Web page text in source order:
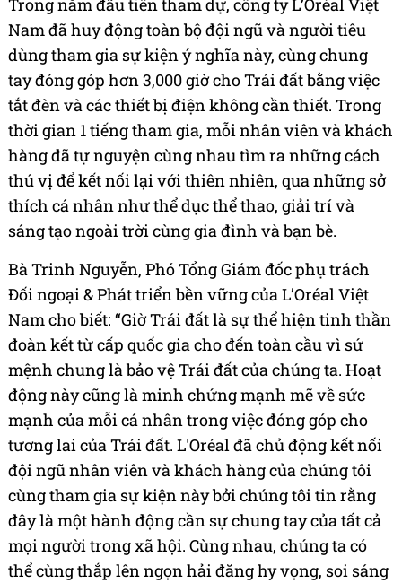
Trong năm đầu tiên tham dự, công ty L’Oréal Việt
Nam đã huy động toàn bộ đội ngũ và người tiêu
dùng tham gia sự kiện ý nghĩa này, cùng chung
tay đóng góp hơn 3,000 giờ cho Trái đất bằng việc
tắt đèn và các thiết bị điện không cần thiết. Trong
thời gian 1 tiếng tham gia, mỗi nhân viên và khách
hàng đã tự nguyện cùng nhau tìm ra những cách
thú vị để kết nối lại với thiên nhiên, qua những sở
thích cá nhân như thể dục thể thao, giải trí và
sáng tạo ngoài trời cùng gia đình và bạn bè.
Bà Trinh Nguyễn, Phó Tổng Giám đốc phụ trách
Đối ngoại & Phát triển bền vững của L’Oréal Việt
Nam cho biết: “Giờ Trái đất là sự thể hiện tinh thần
đoàn kết từ cấp quốc gia cho đến toàn cầu vì sứ
mệnh chung là bảo vệ Trái đất của chúng ta. Hoạt
động này cũng là minh chứng mạnh mẽ về sức
mạnh của mỗi cá nhân trong việc đóng góp cho
tương lai của Trái đất. L'Oréal đã chủ động kết nối
đội ngũ nhân viên và khách hàng của chúng tôi
cùng tham gia sự kiện này bởi chúng tôi tin rằng
đây là một hành động cần sự chung tay của tất cả
mọi người trong xã hội. Cùng nhau, chúng ta có
thể cùng thắp lên ngọn hải đăng hy vọng, soi sáng